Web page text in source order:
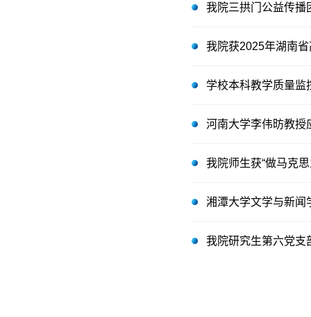
我院三拱门公益传播
我院获2025年湖南
学校本科教学质量监
河南大学李伟昉教授
我院师生获“做马克
湘潭大学文学与新闻
我院研究生第六党支